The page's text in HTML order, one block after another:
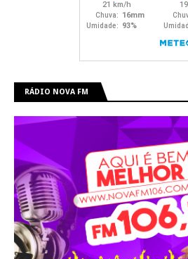
RÁDIO NOVA FM